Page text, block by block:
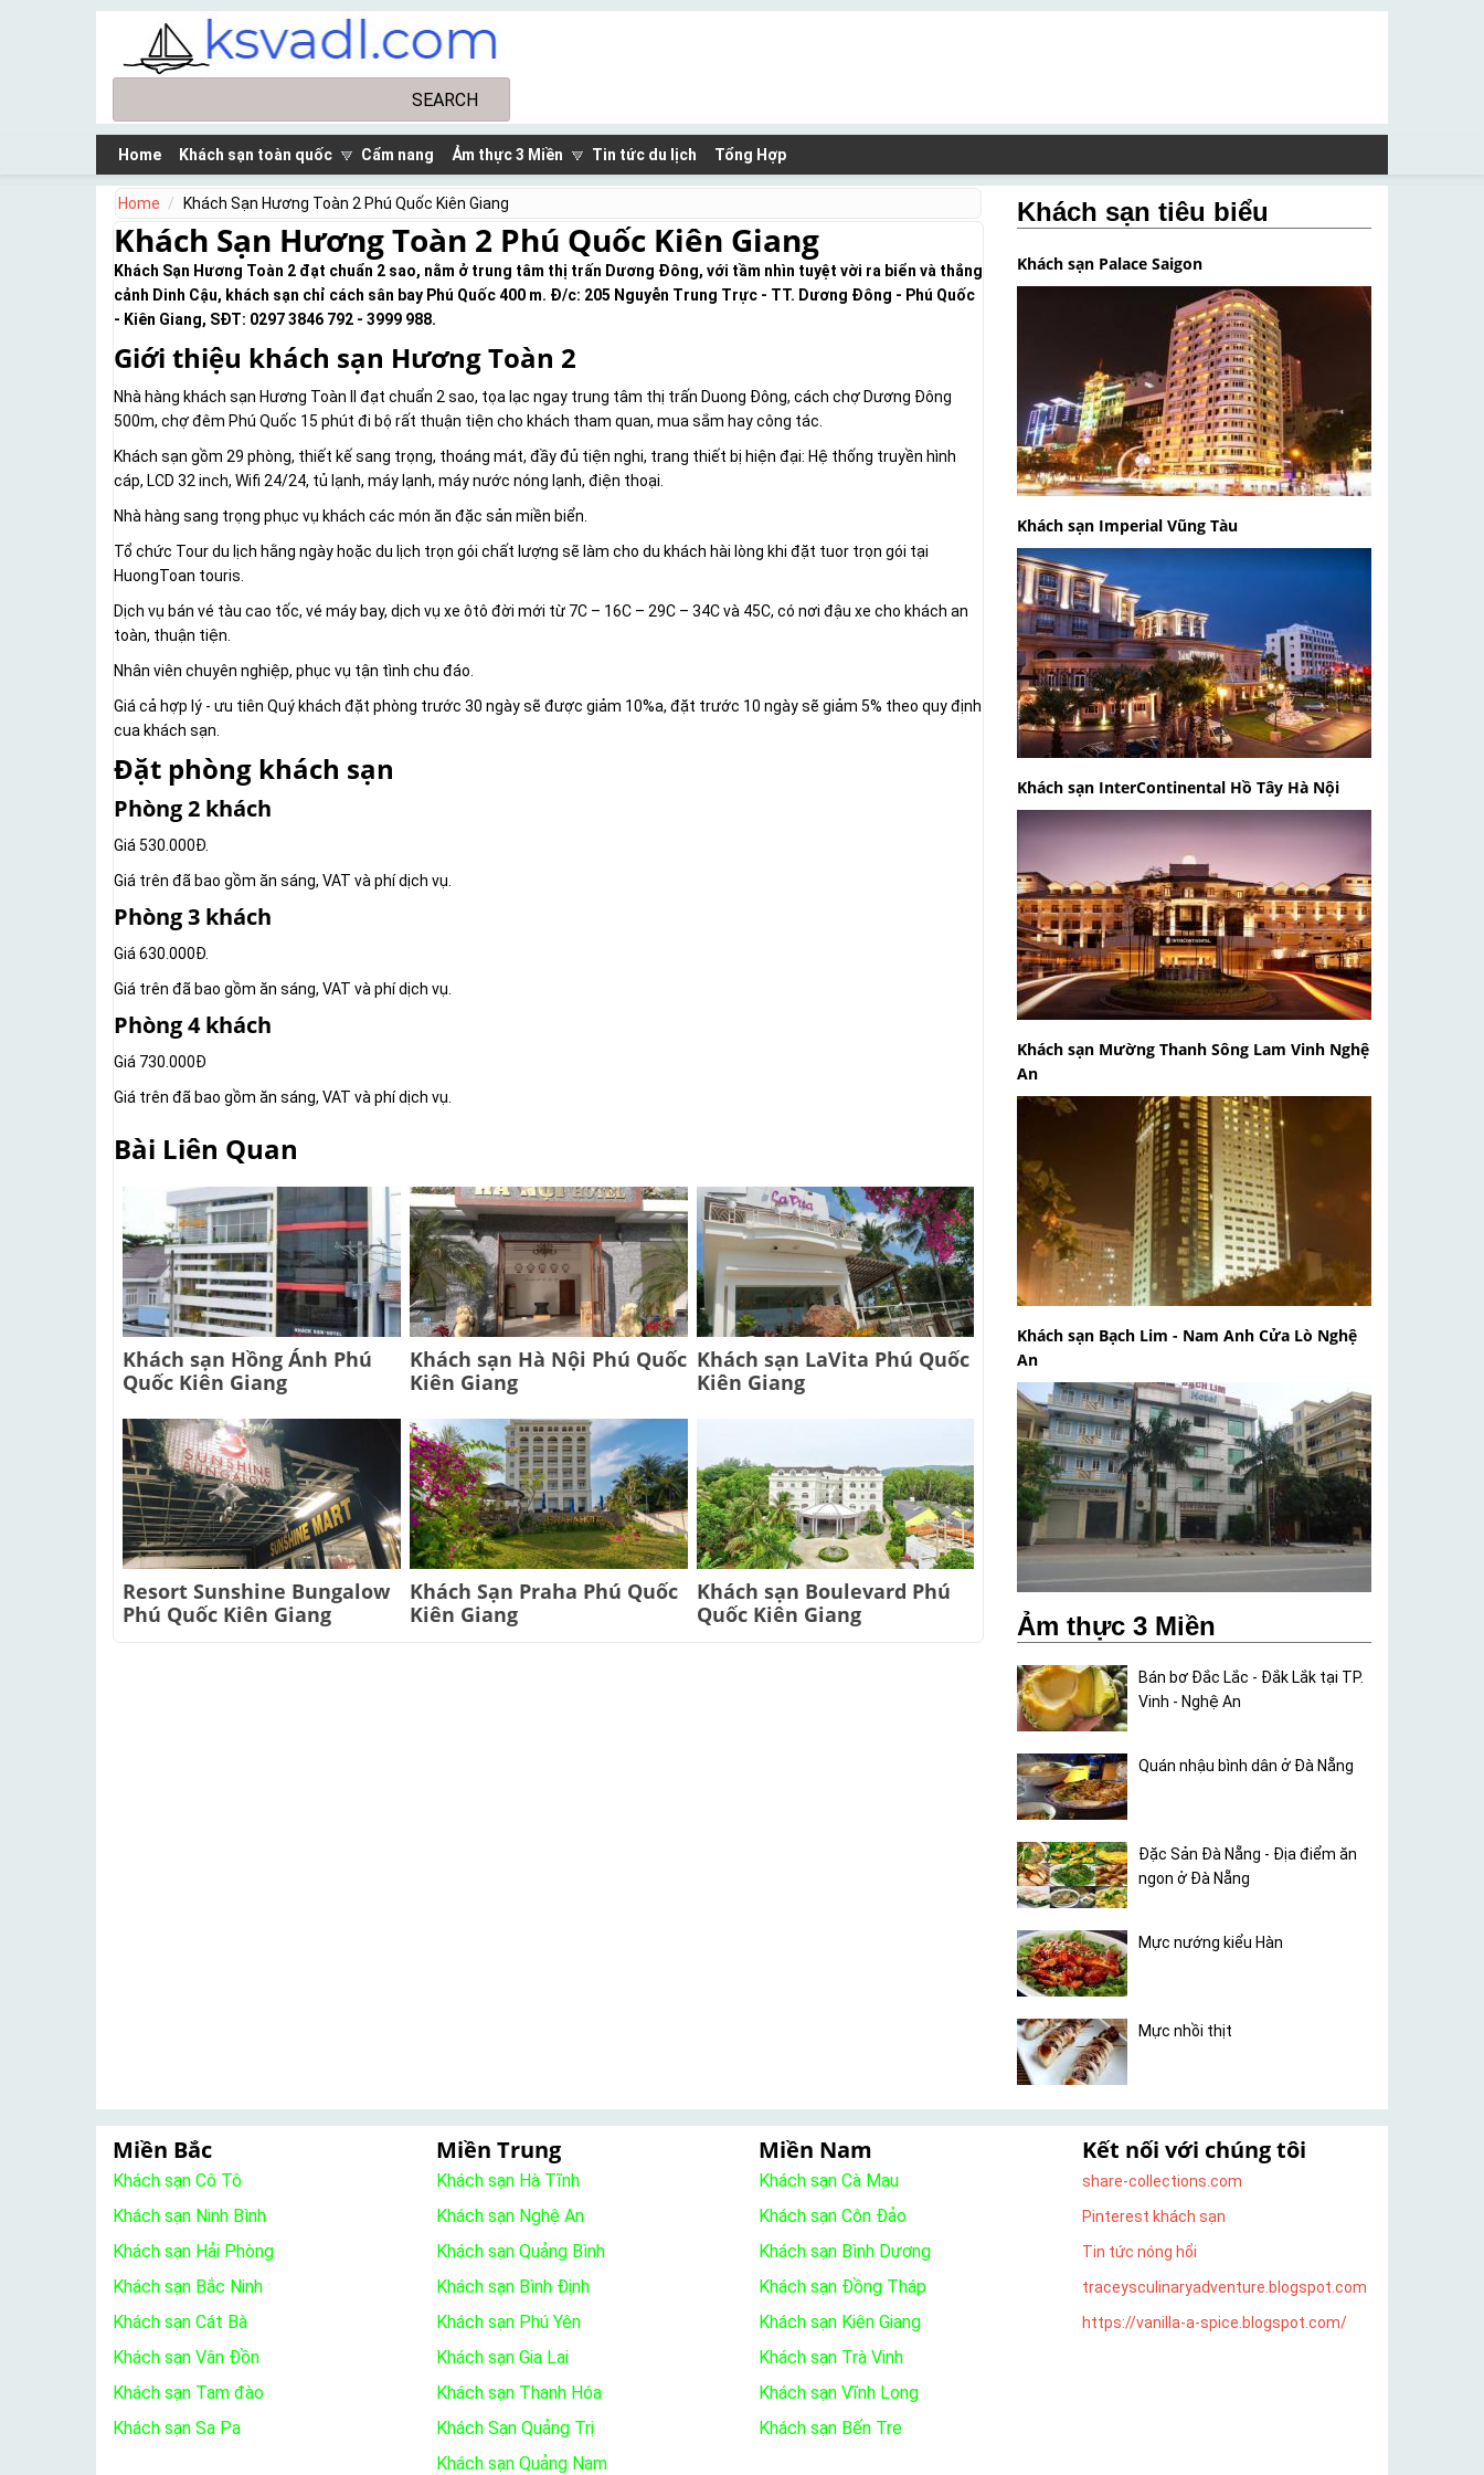
Skip to main content
Home Khách sạn toàn quốc Cẩm nang Ảm thực 3 Miền Tin tức du lịch Tổng Hợp
Home Khách Sạn Hương Toàn 2 Phú Quốc Kiên Giang
Khách Sạn Hương Toàn 2 Phú Quốc Kiên Giang
Khách Sạn Hương Toàn 2 đạt chuẩn 2 sao, nằm ở trung tâm thị trấn Dương Đông, với tầm nhìn tuyệt vời ra biển và thắng
cảnh Dinh Cậu, khách sạn chỉ cách sân bay Phú Quốc 400 m. Đ/c: 205 Nguyễn Trung Trực - TT. Dương Đông - Phú Quốc
- Kiên Giang, SĐT: 0297 3846 792 - 3999 988.
Giới thiệu khách sạn Hương Toàn 2
Nhà hàng khách sạn Hương Toàn II đạt chuẩn 2 sao, tọa lạc ngay trung tâm thị trấn Duong Đông, cách chợ Dương Đông
500m, chợ đêm Phú Quốc 15 phút đi bộ rất thuận tiện cho khách tham quan, mua sắm hay công tác.
Khách sạn gồm 29 phòng, thiết kế sang trọng, thoáng mát, đầy đủ tiện nghi, trang thiết bị hiện đại: Hệ thống truyền hình
cáp, LCD 32 inch, Wifi 24/24, tủ lạnh, máy lạnh, máy nước nóng lạnh, điện thoại.
Nhà hàng sang trọng phục vụ khách các món ăn đặc sản miền biển.
Tổ chức Tour du lịch hằng ngày hoặc du lịch trọn gói chất lượng sẽ làm cho du khách hài lòng khi đặt tuor trọn gói tại
HuongToan touris.
Dịch vụ bán vé tàu cao tốc, vé máy bay, dịch vụ xe ôtô đời mới từ 7C – 16C – 29C – 34C và 45C, có nơi đậu xe cho khách an
toàn, thuận tiện.
Nhân viên chuyên nghiệp, phục vụ tận tình chu đáo.
Giá cả hợp lý - ưu tiên Quý khách đặt phòng trước 30 ngày sẽ được giảm 10%a, đặt trước 10 ngày sẽ giảm 5% theo quy định
cua khách sạn.
Đặt phòng khách sạn
Phòng 2 khách
Giá 530.000Đ.
Giá trên đã bao gồm ăn sáng, VAT và phí dịch vụ.
Phòng 3 khách
Giá 630.000Đ.
Giá trên đã bao gồm ăn sáng, VAT và phí dịch vụ.
Phòng 4 khách
Giá 730.000Đ
Giá trên đã bao gồm ăn sáng, VAT và phí dịch vụ.
Bài Liên Quan
Khách sạn Hồng Ánh Phú
Quốc Kiên Giang
Khách sạn Hà Nội Phú Quốc
Kiên Giang
Khách sạn LaVita Phú Quốc
Kiên Giang
Resort Sunshine Bungalow
Phú Quốc Kiên Giang
Khách Sạn Praha Phú Quốc
Kiên Giang
Khách sạn Boulevard Phú
Quốc Kiên Giang
Khách sạn tiêu biểu
Khách sạn Palace Saigon
Khách sạn Imperial Vũng Tàu
Khách sạn InterContinental Hồ Tây Hà Nội
Khách sạn Mường Thanh Sông Lam Vinh Nghệ
An
Khách sạn Bạch Lim - Nam Anh Cửa Lò Nghệ
An
Ảm thực 3 Miền
Bán bơ Đắc Lắc - Đắk Lắk tại TP.
Vinh - Nghệ An
Quán nhậu bình dân ở Đà Nẵng
Đặc Sản Đà Nẵng - Địa điểm ăn
ngon ở Đà Nẵng
Mực nướng kiểu Hàn
Mực nhồi thịt
Miền Bắc
Khách sạn Cô Tô
Khách sạn Ninh Bình
Khách sạn Hải Phòng
Khách sạn Bắc Ninh
Khách sạn Cát Bà
Khách sạn Vân Đồn
Khách sạn Tam đào
Khách sạn Sa Pa
Miền Trung
Khách sạn Hà Tĩnh
Khách sạn Nghệ An
Khách sạn Quảng Bình
Khách sạn Bình Định
Khách sạn Phú Yên
Khách sạn Gia Lai
Khách sạn Thanh Hóa
Khách Sạn Quảng Trị
Khách sạn Quảng Nam
Miền Nam
Khách sạn Cà Mau
Khách sạn Côn Đảo
Khách sạn Bình Dương
Khách sạn Đồng Tháp
Khách sạn Kiên Giang
Khách sạn Trà Vinh
Khách sạn Vĩnh Long
Khách sạn Bến Tre
Kết nối với chúng tôi
share-collections.com
Pinterest khách sạn
Tin tức nóng hổi
traceysculinaryadventure.blogspot.com
https://vanilla-a-spice.blogspot.com/